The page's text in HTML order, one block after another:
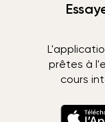
prêtes à
cours